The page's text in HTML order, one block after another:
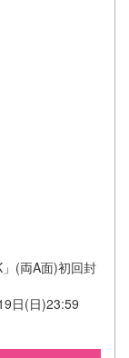
(両A面)初回封
日(日)23:59